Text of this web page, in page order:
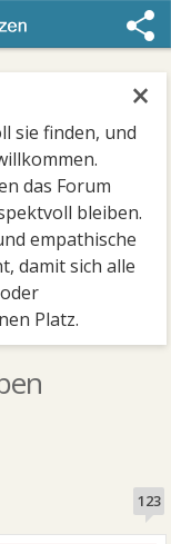
×
sie finden, und
das Forum
bleiben.
empathische
damit sich alle
Platz.
123